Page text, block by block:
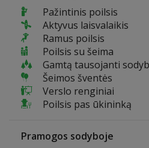
Pažintinis poilsis
Aktyvus laisvalaikis
Ramus poilsis
Poilsis su šeima
Gamtą tausojanti
Šeimos šventės
Verslo renginiai
Poilsis pas ūkininką
Pramogos sodyboje